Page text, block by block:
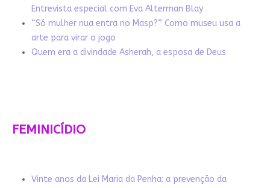
Entrevista especial com Eva Alterman Blay
“Só mulher nua entra no Masp?” Como museu usa a
arte para virar o jogo
Quem era a divindade Asherah, a esposa de Deus
FEMINICÍDIO
Vinte anos da Lei Maria da Penha: a prevenção da